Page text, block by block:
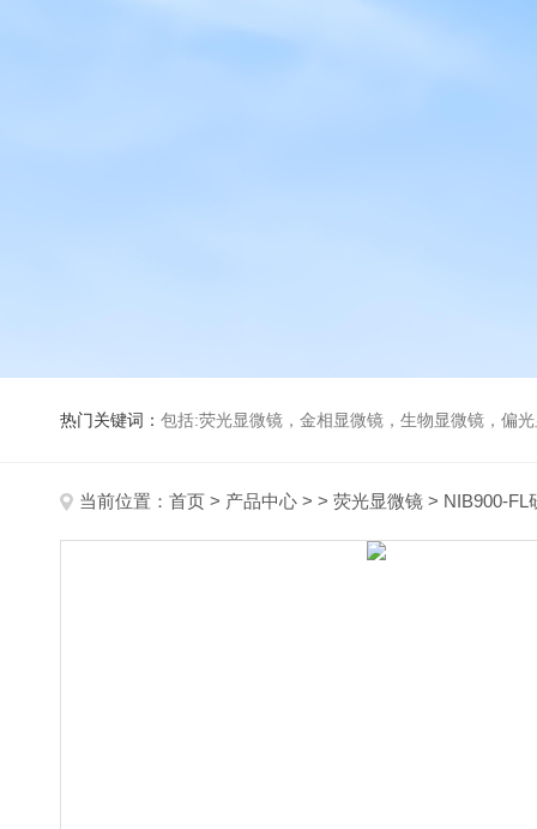
热门关键词： 包括:荧光显微镜，金相显微镜，生物显微镜，偏
当前位置： 首页 > 产品中心 > > 荧光显微镜 > NIB900-FL